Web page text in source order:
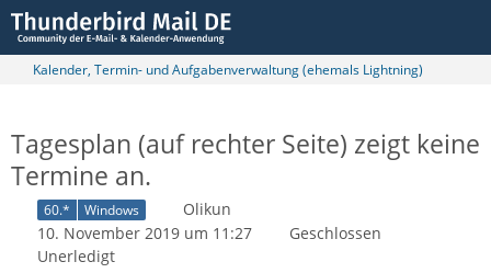
Kalender, Termin- und Aufgabenverwaltung (ehemals Lightning)
Tagesplan (auf rechter Seite) zeigt keine
Termine an.
60.* Windows
Olikun
10. November 2019 um 11:27
Geschlossen
Unerledigt